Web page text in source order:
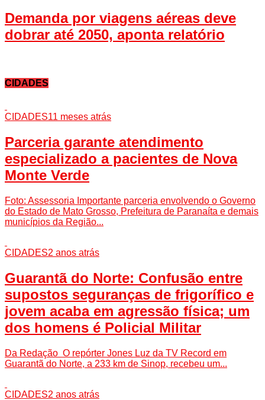
Demanda por viagens aéreas deve
dobrar até 2050, aponta relatório
CIDADES
CIDADES11 meses atrás
Parceria garante atendimento
especializado a pacientes de Nova
Monte Verde
Foto: Assessoria Importante parceria envolvendo o Governo
do Estado de Mato Grosso, Prefeitura de Paranaíta e demais
municípios da Região...
CIDADES2 anos atrás
Guarantã do Norte: Confusão entre
supostos seguranças de frigorífico e
jovem acaba em agressão física; um
dos homens é Policial Militar
Da Redação O repórter Jones Luz da TV Record em
Guarantã do Norte, a 233 km de Sinop, recebeu um...
CIDADES2 anos atrás